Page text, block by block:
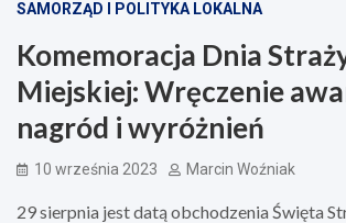
SAMORZĄD I POLITYKA LOKALNA
Komemoracja Dnia
Miejskiej: Wręczenie
nagród i wyróżnień
10 września 2023 Marcin Woźniak
29 sierpnia jest datą obchodzenia Święta